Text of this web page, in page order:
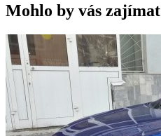
Mohlo by vás zajímat